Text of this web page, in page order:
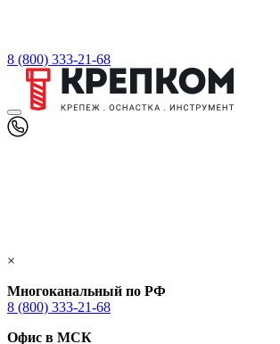
8 (800) 333-21-68
×
Многоканальный по РФ
8 (800) 333‑21-68
Офис в МСК